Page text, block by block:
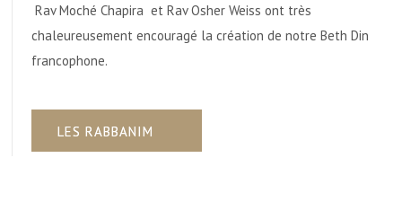
Rav Moché Chapira et Rav Osher Weiss ont très
chaleureusement encouragé la création de notre Beth Din
francophone.
LES RABBANIM